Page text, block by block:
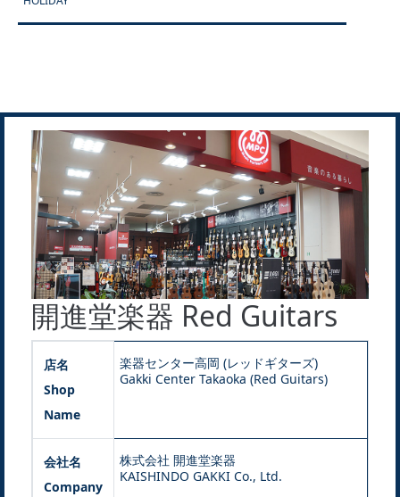
開進堂楽器 Red Guitars
店名
Shop
Name
楽器センター高岡 (レッドギターズ)
Gakki Center Takaoka (Red Guitars)
会社名
Company
株式会社 開進堂楽器
KAISHINDO GAKKI Co., Ltd.